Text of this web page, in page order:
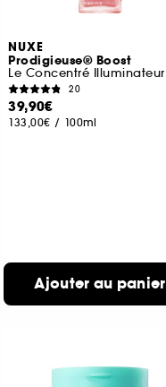
NUXE
Prodigieuse® Boost
Le Concentré Illuminateur
20
39,90€
133,00€ / 100ml
Ajouter au panier